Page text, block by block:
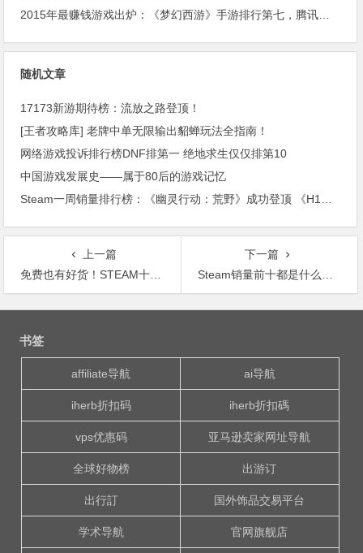
2015年最赚钱游戏出炉：《梦幻西游》手游排行第七，腾讯总收入进前三
随机文章
17173新游期待榜：流放之路登顶！
[王者攻略库] 老牌中单无限输出貂蝉玩法全指南！
网络游戏投诉排行榜DNF排第一 绝地求生仅仅排第10
中国游戏发展史——属于80后的游戏记忆
Steam一周销量排行榜：《幽灵行动：荒野》成功登顶 《H1Z1：杀戮之王》紧随其后位居第二
上一篇
免费也有好货！STEAM十款免费好玩的游戏
下一篇
Steam销量前十都是什么游戏？带你看看今年暑假的热门游戏
文
书签
affiliate导航 ai导航
iherb折扣码 iherb折扣碼
vps优惠码 亚马逊卖家网址导航
全球好物榜 出游订
出行訂 国外饰品交易平台
学术导航 官网旗舰店